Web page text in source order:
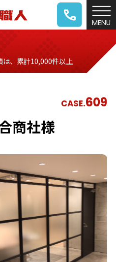
、累計10,000件以上
CASE.609
商社様